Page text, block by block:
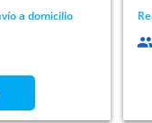
a domicilio